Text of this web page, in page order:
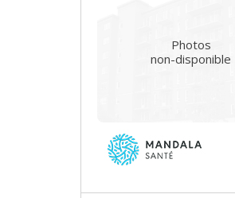
Photos
non-disponible